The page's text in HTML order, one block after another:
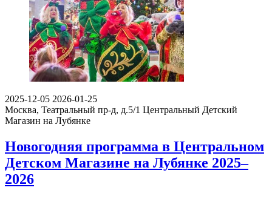
2025-12-05 2026-01-25
Москва, Театральный пр-д, д.5/1 Центральный Детский
Магазин на Лубянке
Новогодняя программа в Центральном
Детском Магазине на Лубянке 2025–
2026